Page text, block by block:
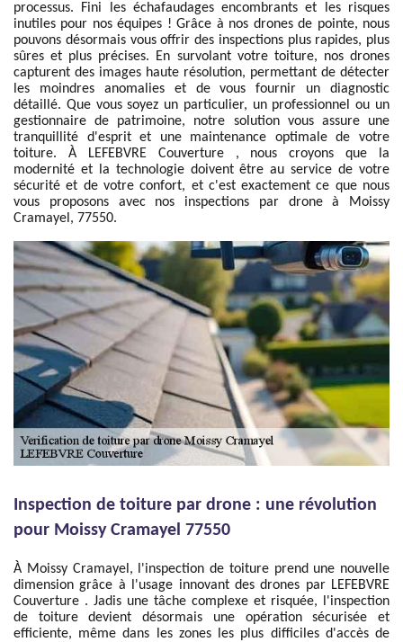
processus. Fini les échafaudages encombrants et les risques
inutiles pour nos équipes ! Grâce à nos drones de pointe, nous
pouvons désormais vous offrir des inspections plus rapides, plus
sûres et plus précises. En survolant votre toiture, nos drones
capturent des images haute résolution, permettant de détecter
les moindres anomalies et de vous fournir un diagnostic
détaillé. Que vous soyez un particulier, un professionnel ou un
gestionnaire de patrimoine, notre solution vous assure une
tranquillité d'esprit et une maintenance optimale de votre
toiture. À LEFEBVRE Couverture , nous croyons que la
modernité et la technologie doivent être au service de votre
sécurité et de votre confort, et c'est exactement ce que nous
vous proposons avec nos inspections par drone à Moissy
Cramayel, 77550.
Inspection de toiture par drone : une révolution
pour Moissy Cramayel 77550
À Moissy Cramayel, l'inspection de toiture prend une nouvelle
dimension grâce à l'usage innovant des drones par LEFEBVRE
Couverture . Jadis une tâche complexe et risquée, l'inspection
de toiture devient désormais une opération sécurisée et
efficiente, même dans les zones les plus difficiles d'accès de